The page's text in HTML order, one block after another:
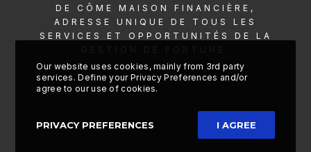
DE CÔME MAISON
FINANCIÈRE,
ADRESSE UNIQUE DE TOUS LES
SERVICES ET
OPPORTUNITÉS DE LA
Our website uses cookies, mainly from 3rd party
services. Define your Privacy Preferences and/or
agree to our use of cookies.
PRIVACY PREFERENCES I AGREE